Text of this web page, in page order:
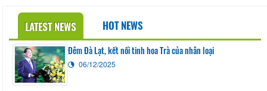
LATEST NEWS HOT NEWS
Đêm Đà Lạt, kết nối tinh hoa Trà của nhân loại
06/12/2025